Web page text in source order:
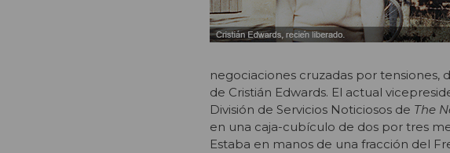
negociaciones cruzadas por
de Cristián Edwards. El actual
División de Servicios Noticiosos de The
en una caja-cubículo de dos por tres
Estaba en manos de una fracción del